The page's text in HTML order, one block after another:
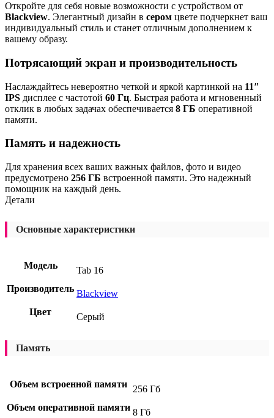
Откройте для себя новые возможности с устройством от
Blackview. Элегантный дизайн в сером цвете подчеркнет ваш
индивидуальный стиль и станет отличным дополнением к
вашему образу.
Потрясающий экран и производительность
Наслаждайтесь невероятно четкой и яркой картинкой на 11″
IPS дисплее с частотой 60 Гц. Быстрая работа и мгновенный
отклик в любых задачах обеспечивается 8 ГБ оперативной
памяти.
Память и надежность
Для хранения всех ваших важных файлов, фото и видео
предусмотрено 256 ГБ встроенной памяти. Это надежный
помощник на каждый день.
Детали
Основные характеристики
Модель
Tab 16
Производитель Blackview
Цвет
Серый
Память
Объем встроенной памяти 256 Гб
Объем оперативной памяти 8 Гб